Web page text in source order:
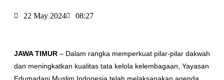
22 May 2024 08:27
JAWA TIMUR – Dalam rangka memperkuat pilar-pilar dakwah
dan meningkatkan kualitas tata kelola kelembagaan, Yayasan